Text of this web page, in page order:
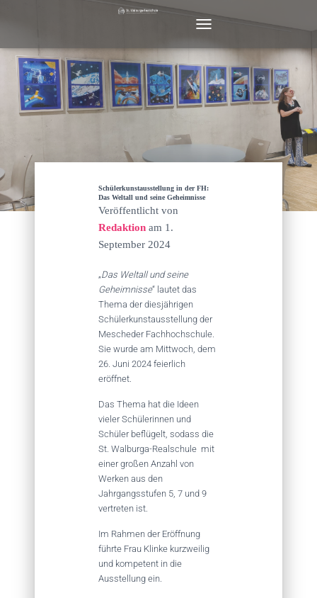
A
G
A
S
Schülerkunstausstellung in der FH:
Das Weltall und seine Geheimnisse
Veröffentlicht von
Redaktion am 1.
September 2024
„Das Weltall und seine
Geheimnisse“ lautet das
Thema der diesjährigen
Schülerkunstausstellung der
Mescheder Fachhochschule.
Sie wurde am Mittwoch, dem
26. Juni 2024 feierlich
eröffnet.
Das Thema hat die Ideen
vieler Schülerinnen und
Schüler beflügelt, sodass die
St. Walburga-Realschule mit
einer großen Anzahl von
Werken aus den
Jahrgangsstufen 5, 7 und 9
vertreten ist.
Im Rahmen der Eröffnung
führte Frau Klinke kurzweilig
und kompetent in die
Ausstellung ein.